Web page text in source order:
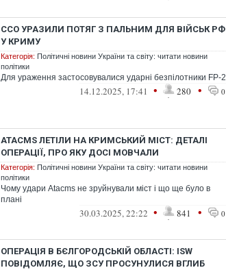
ССО УРАЗИЛИ ПОТЯГ З ПАЛЬНИМ ДЛЯ ВІЙСЬК РФ
У КРИМУ
Категорія: Політичні новини України та світу: читати новини
політики
Для ураження застосовувалися ударні безпілотники FP-2
14.12.2025, 17:41 • 280 • 0
ATACMS ЛЕТІЛИ НА КРИМСЬКИЙ МІСТ: ДЕТАЛІ
ОПЕРАЦІЇ, ПРО ЯКУ ДОСІ МОВЧАЛИ
Категорія: Політичні новини України та світу: читати новини
політики
Чому удари Atacms не зруйнували міст і що ще було в
плані
30.03.2025, 22:22 • 841 • 0
ОПЕРАЦІЯ В БЄЛГОРОДСЬКІЙ ОБЛАСТІ: ISW
ПОВІДОМЛЯЄ, ЩО ЗСУ ПРОСУНУЛИСЯ ВГЛИБ